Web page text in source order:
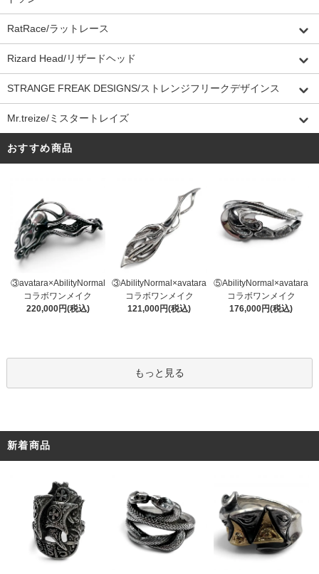
RatRace/ラットレース
Rizard Head/リザードヘッド
STRANGE FREAK DESIGNS/ストレンジフリークデザインス
Mr.treize/ミスタートレイズ
おすすめ商品
③avatara×AbilityNormal
コラボワンメイク
220,000円(税込)
③AbilityNormal×avatara
コラボワンメイク
121,000円(税込)
⑤AbilityNormal×avatara
コラボワンメイク
176,000円(税込)
もっと見る
新着商品